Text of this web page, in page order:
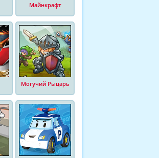
Майнкрафт
Могучий Рыцарь